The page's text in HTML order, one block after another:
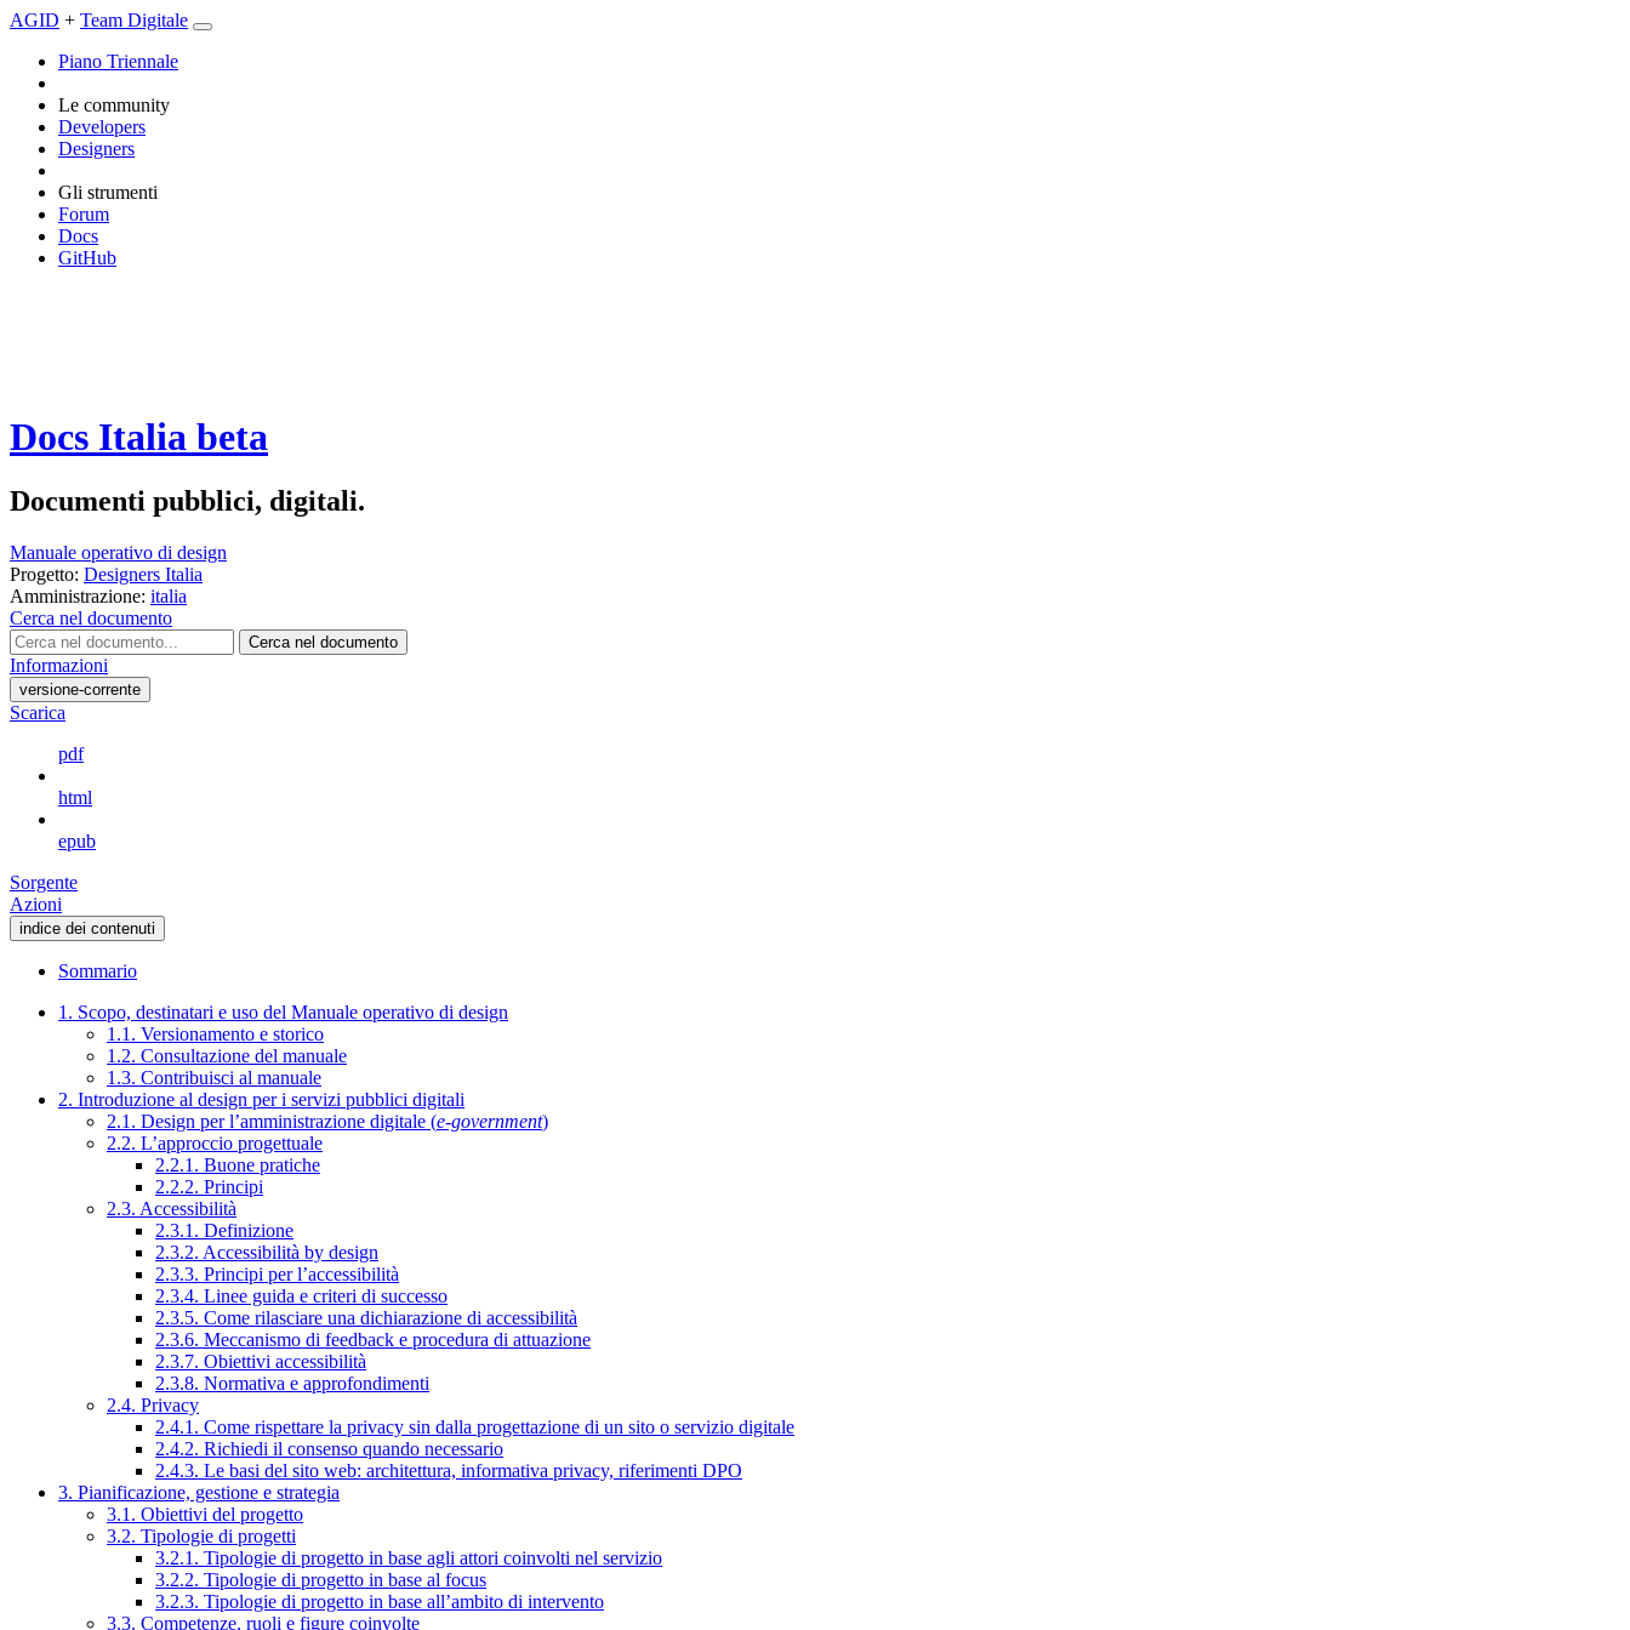
AGID + Team Digitale
Piano Triennale
Le community
Developers
Designers
Gli strumenti
Forum
Docs
GitHub
Docs Italia beta
Documenti pubblici, digitali.
Manuale operativo di design
Progetto: Designers Italia
Amministrazione: italia
Cerca nel documento
Cerca nel documento
Informazioni
versione-corrente
Scarica
pdf
html
epub
Sorgente
Azioni
indice dei contenuti
Sommario
1. Scopo, destinatari e uso del Manuale operativo di design
1.1. Versionamento e storico
1.2. Consultazione del manuale
1.3. Contribuisci al manuale
2. Introduzione al design per i servizi pubblici digitali
2.1. Design per l’amministrazione digitale (e-government)
2.2. L’approccio progettuale
2.2.1. Buone pratiche
2.2.2. Principi
2.3. Accessibilità
2.3.1. Definizione
2.3.2. Accessibilità by design
2.3.3. Principi per l’accessibilità
2.3.4. Linee guida e criteri di successo
2.3.5. Come rilasciare una dichiarazione di accessibilità
2.3.6. Meccanismo di feedback e procedura di attuazione
2.3.7. Obiettivi accessibilità
2.3.8. Normativa e approfondimenti
2.4. Privacy
2.4.1. Come rispettare la privacy sin dalla progettazione di un sito o servizio digitale
2.4.2. Richiedi il consenso quando necessario
2.4.3. Le basi del sito web: architettura, informativa privacy, riferimenti DPO
3. Pianificazione, gestione e strategia
3.1. Obiettivi del progetto
3.2. Tipologie di progetti
3.2.1. Tipologie di progetto in base agli attori coinvolti nel servizio
3.2.2. Tipologie di progetto in base al focus
3.2.3. Tipologie di progetto in base all’ambito di intervento
3.3. Competenze, ruoli e figure coinvolte